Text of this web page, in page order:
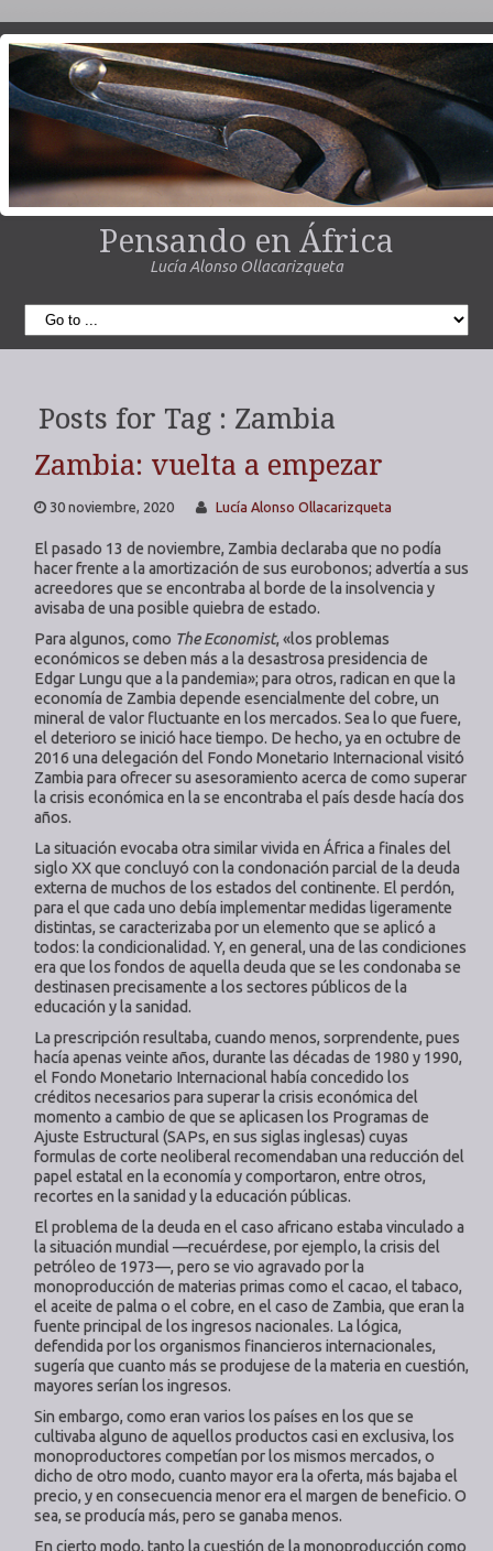
Pensando en África
Lucía Alonso Ollacarizqueta
Posts for Tag : Zambia
Zambia: vuelta a empezar
30 noviembre, 2020 Lucía Alonso Ollacarizqueta
El pasado 13 de noviembre, Zambia declaraba que no podía
hacer frente a la amortización de sus eurobonos; advertía a sus
acreedores que se encontraba al borde de la insolvencia y
avisaba de una posible quiebra de estado.
Para algunos, como The Economist, «los problemas
económicos se deben más a la desastrosa presidencia de
Edgar Lungu que a la pandemia»; para otros, radican en que la
economía de Zambia depende esencialmente del cobre, un
mineral de valor fluctuante en los mercados. Sea lo que fuere,
el deterioro se inició hace tiempo. De hecho, ya en octubre de
2016 una delegación del Fondo Monetario Internacional visitó
Zambia para ofrecer su asesoramiento acerca de como superar
la crisis económica en la se encontraba el país desde hacía dos
años.
La situación evocaba otra similar vivida en África a finales del
siglo XX que concluyó con la condonación parcial de la deuda
externa de muchos de los estados del continente. El perdón,
para el que cada uno debía implementar medidas ligeramente
distintas, se caracterizaba por un elemento que se aplicó a
todos: la condicionalidad. Y, en general, una de las condiciones
era que los fondos de aquella deuda que se les condonaba se
destinasen precisamente a los sectores públicos de la
educación y la sanidad.
La prescripción resultaba, cuando menos, sorprendente, pues
hacía apenas veinte años, durante las décadas de 1980 y 1990,
el Fondo Monetario Internacional había concedido los
créditos necesarios para superar la crisis económica del
momento a cambio de que se aplicasen los Programas de
Ajuste Estructural (SAPs, en sus siglas inglesas) cuyas
formulas de corte neoliberal recomendaban una reducción del
papel estatal en la economía y comportaron, entre otros,
recortes en la sanidad y la educación públicas.
El problema de la deuda en el caso africano estaba vinculado a
la situación mundial —recuérdese, por ejemplo, la crisis del
petróleo de 1973—, pero se vio agravado por la
monoproducción de materias primas como el cacao, el tabaco,
el aceite de palma o el cobre, en el caso de Zambia, que eran la
fuente principal de los ingresos nacionales. La lógica,
defendida por los organismos financieros internacionales,
sugería que cuanto más se produjese de la materia en cuestión,
mayores serían los ingresos.
Sin embargo, como eran varios los países en los que se
cultivaba alguno de aquellos productos casi en exclusiva, los
monoproductores competían por los mismos mercados, o
dicho de otro modo, cuanto mayor era la oferta, más bajaba el
precio, y en consecuencia menor era el margen de beneficio. O
sea, se producía más, pero se ganaba menos.
En cierto modo, tanto la cuestión de la monoproducción como